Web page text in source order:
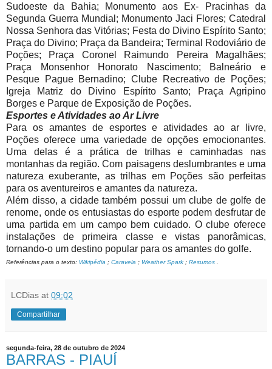
Sudoeste da Bahia; Monumento aos Ex- Pracinhas da
Segunda Guerra Mundial; Monumento Jaci Flores; Catedral
Nossa Senhora das Vitórias; Festa do Divino Espírito Santo;
Praça do Divino; Praça da Bandeira; Terminal Rodoviário de
Poções; Praça Coronel Raimundo Pereira Magalhães;
Praça Monsenhor Honorato Nascimento; Balneário e
Pesque Pague Bernadino; Clube Recreativo de Poções;
Igreja Matriz do Divino Espírito Santo; Praça Agripino
Borges e Parque de Exposição de Poções.
Esportes e Atividades ao Ar Livre
Para os amantes de esportes e atividades ao ar livre,
Poções oferece uma variedade de opções emocionantes.
Uma delas é a prática de trilhas e caminhadas nas
montanhas da região. Com paisagens deslumbrantes e uma
natureza exuberante, as trilhas em Poções são perfeitas
para os aventureiros e amantes da natureza.
Além disso, a cidade também possui um clube de golfe de
renome, onde os entusiastas do esporte podem desfrutar de
uma partida em um campo bem cuidado. O clube oferece
instalações de primeira classe e vistas panorâmicas,
tornando-o um destino popular para os amantes do golfe.
Referências para o texto: Wikipédia ; Caravela ; Weather Spark ; Resumos
LCDias at 09:02
Compartilhar
segunda-feira, 28 de outubro de 2024
BARRAS - PIAUÍ